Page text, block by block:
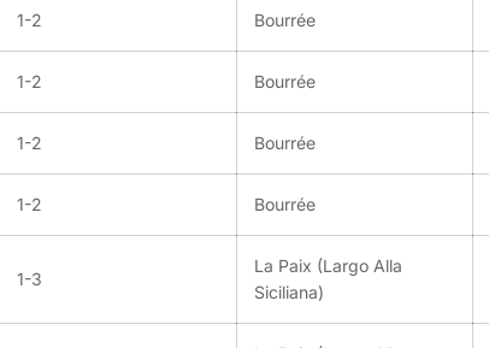
1-2 Bourrée
1-2 Bourrée
1-2 Bourrée
1-2 Bourrée
1-3
La Paix (Largo Alla
Siciliana)